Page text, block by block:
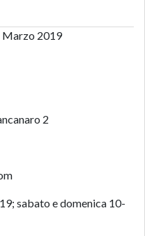
Marzo 2019
2
sabato e domenica 10-